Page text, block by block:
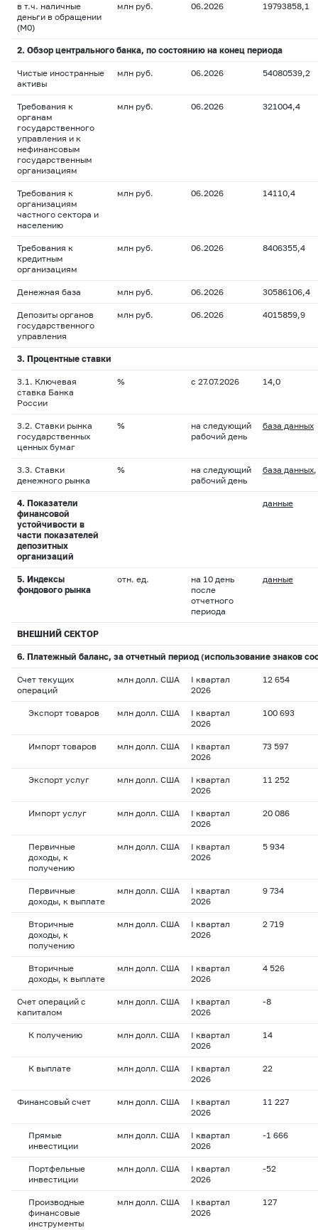
в т.ч. наличные
деньги в обращении
(М0)
млн руб. 06.2026 19793858,1
2. Обзор центрального банка, по состоянию на конец периода
Чистые иностранные
активы
млн руб. 06.2026 54080539,2
Требования к
органам
государственного
управления и к
нефинансовым
государственным
организациям
млн руб. 06.2026 321004,4
Требования к
организациям
частного сектора и
населению
млн руб. 06.2026 14110,4
Требования к
кредитным
организациям
млн руб. 06.2026 8406355,4
Денежная база млн руб. 06.2026 30586106,4
Депозиты органов
государственного
управления
млн руб. 06.2026 4015859,9
3. Процентные ставки
3.1. Ключевая
ставка Банка
России
% с 27.07.2026 14,0
3.2. Ставки рынка
государственных
ценных бумаг
%
на следующий
рабочий день
база данных
3.3. Ставки
денежного рынка
%
на следующий
рабочий день
база данных,
4. Показатели
финансовой
устойчивости в
части показателей
депозитных
организаций
данные
5. Индексы
фондового рынка
отн. ед.
на 10 день
после
отчетного
периода
данные
ВНЕШНИЙ СЕКТОР
6. Платежный баланс, за отчетный период (использование знаков
Счет текущих
операций
млн долл. США
I квартал
2026
12 654
Экспорт товаров млн долл. США
I квартал
2026
100 693
Импорт товаров млн долл. США
I квартал
2026
73 597
Экспорт услуг млн долл. США
I квартал
2026
11 252
Импорт услуг млн долл. США
I квартал
2026
20 086
Первичные
доходы, к
получению
млн долл. США
I квартал
2026
5 934
Первичные
доходы, к выплате
млн долл. США
I квартал
2026
9 734
Вторичные
доходы, к
получению
млн долл. США
I квартал
2026
2 719
Вторичные
доходы, к выплате
млн долл. США
I квартал
2026
4 526
Счет операций с
капиталом
млн долл. США
I квартал
2026
-8
К получению млн долл. США
I квартал
2026
14
К выплате млн долл. США
I квартал
2026
22
Финансовый счет млн долл. США
I квартал
2026
11 227
Прямые
инвестиции
млн долл. США
I квартал
2026
-1 666
Портфельные
инвестиции
млн долл. США
I квартал
2026
-52
Производные
финансовые
инструменты
млн долл. США
I квартал
2026
127